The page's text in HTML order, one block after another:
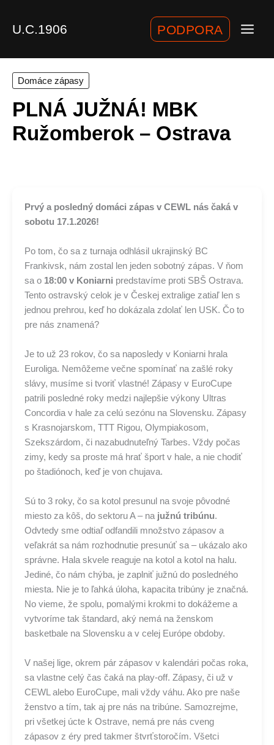
obsahU.C.1906 PODPORA
Domáce zápasy
PLNÁ JUŽNÁ! MBK
Ružomberok – Ostrava
Prvý a posledný domáci zápas v CEWL nás čaká v
sobotu 17.1.2026!
Po tom, čo sa z turnaja odhlásil ukrajinský BC
Frankivsk, nám zostal len jeden sobotný zápas. V ňom
sa o 18:00 v Koniarni predstavíme proti SBŠ Ostrava.
Tento ostravský celok je v Českej extralige zatiaľ len s
jednou prehrou, keď ho dokázala zdolať len USK. Čo to
pre nás znamená?
Je to už 23 rokov, čo sa naposledy v Koniarni hrala
Euroliga. Nemôžeme večne spomínať na zašlé roky
slávy, musíme si tvoriť vlastné! Zápasy v EuroCupe
patrili posledné roky medzi najlepšie výkony Ultras
Concordia v hale za celú sezónu na Slovensku. Zápasy
s Krasnojarskom, TTT Rigou, Olympiakosom,
Szekszárdom, či nazabudnuteľný Tarbes. Vždy počas
zimy, kedy sa proste má hrať šport v hale, a nie chodiť
po štadiónoch, keď je von chujava.
Sú to 3 roky, čo sa kotol presunul na svoje pôvodné
miesto za kôš, do sektoru A – na južnú tribúnu.
Odvtedy sme odtiaľ odfandili množstvo zápasov a
veľakrát sa nám rozhodnutie presunúť sa – ukázalo ako
správne. Hala skvele reaguje na kotol a kotol na halu.
Jediné, čo nám chýba, je zaplniť južnú do posledného
miesta. Nie je to ľahká úloha, kapacita tribúny je značná.
No vieme, že spolu, pomalými krokmi to dokážeme a
vytvoríme tak štandard, aký nemá na ženskom
basketbale na Slovensku a v celej Európe obdoby.
V našej lige, okrem pár zápasov v kalendári počas roka,
sa vlastne celý čas čaká na play-off. Zápasy, či už v
CEWL alebo EuroCupe, mali vždy váhu. Ako pre naše
ženstvo a tím, tak aj pre nás na tribúne. Samozrejme,
pri všetkej úcte k Ostrave, nemá pre nás cveng
zápasov z éry pred takmer štvrťstoročím. Všetci